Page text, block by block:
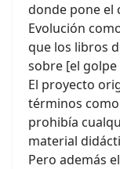
donde pone el
Evolución
que los libros
sobre [el
El proyecto
términos
prohibía
material
Pero además